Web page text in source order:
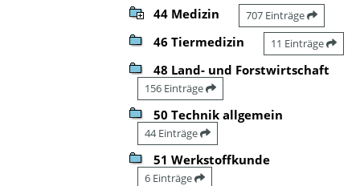
44 Medizin 707 Einträge
46 Tiermedizin 11 Einträge
48 Land- und Forstwirtschaft
156 Einträge
50 Technik allgemein
44 Einträge
51 Werkstoffkunde
6 Einträge